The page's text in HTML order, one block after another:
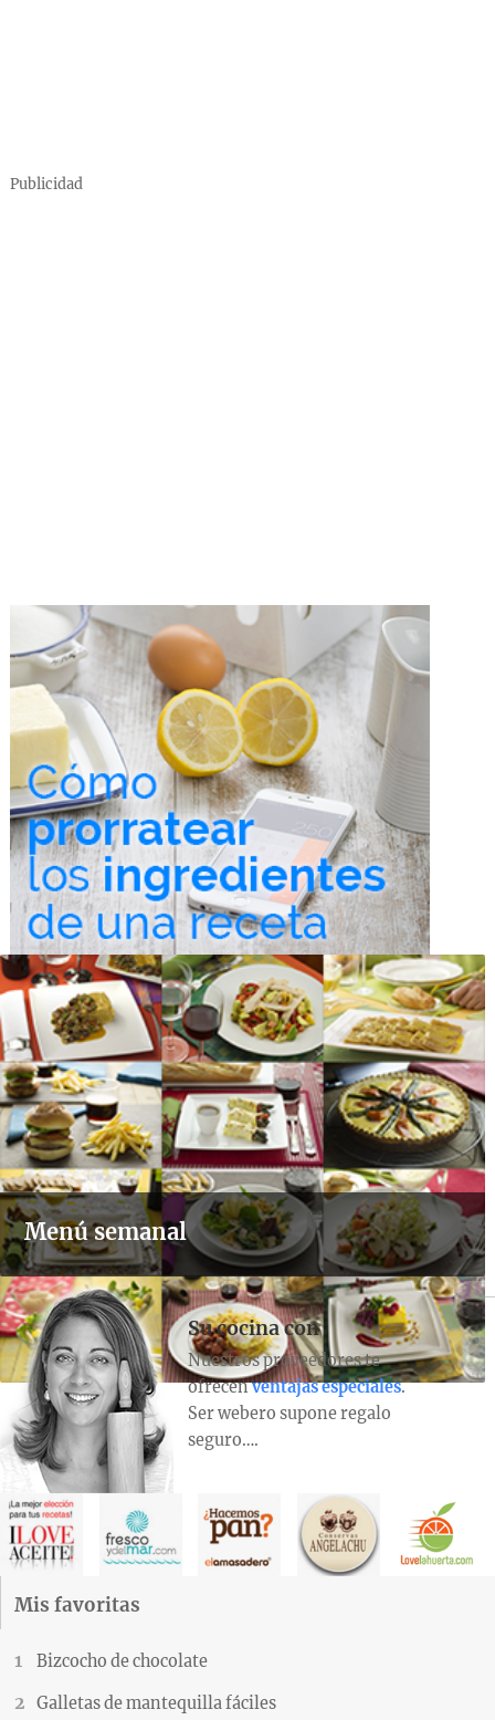
Publicidad
Menú semanal
Su cocina con
Nuestros proveedores te
ofrecenventajas especiales.
Ser webero supone regalo
seguro….
Mis favoritas
Bizcocho de chocolate
Galletas de mantequilla fáciles